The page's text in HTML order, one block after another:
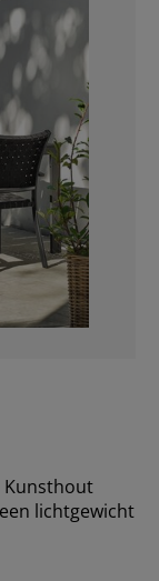
Kunsthout
lichtgewicht